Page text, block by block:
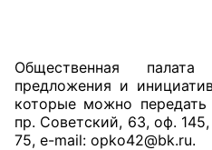
Общественная
предложения и
которые можно
пр. Советский, 63, оф.
75, e-mail: opko42@bk.ru.